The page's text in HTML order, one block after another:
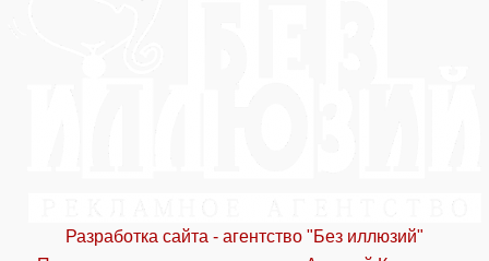
Разработка сайта - агентство "Без иллюзий"